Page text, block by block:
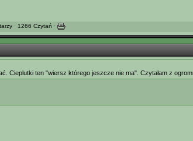
· 1266 Czytań ·
Cieplutki ten "wiersz którego jeszcze nie ma". Czytałam z